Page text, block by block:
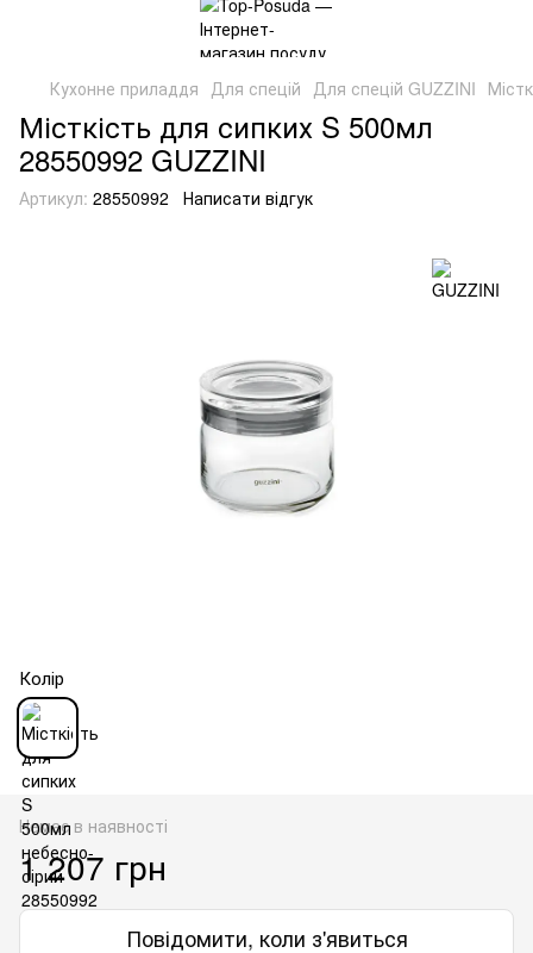
Кухонне приладдя Для спецій Для спецій GUZZINI
Місткість для сипких S 500мл
28550992 GUZZINI
Артикул: 28550992 Написати відгук
Колір
Немає в наявності
1 207 грн
Повідомити, коли з'явиться